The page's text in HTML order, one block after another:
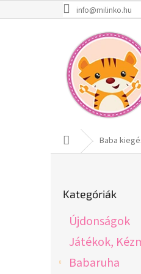
a
info@milinko.hu
KezdőlapBaba
átugrása
Kategóriák
Újdonságok
Játékok,
Babaruha